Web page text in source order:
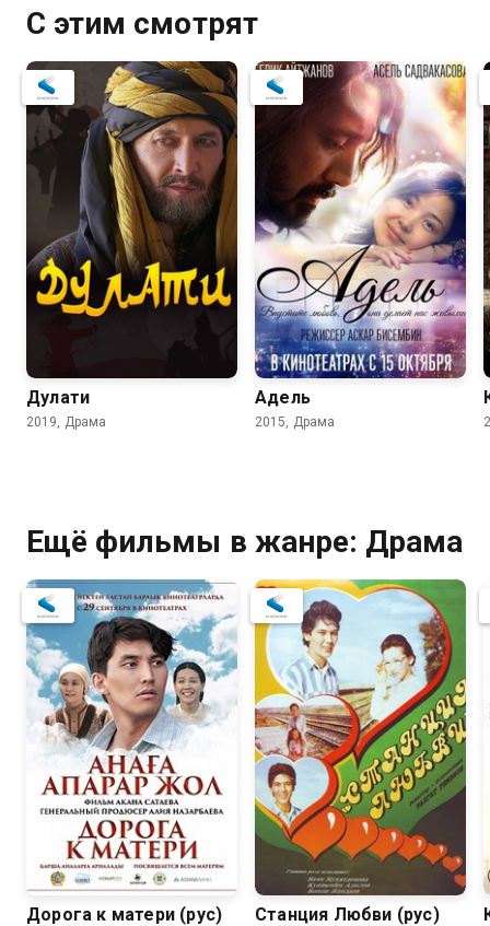
С этим смотрят
Дулати
2019, Драма
Адель
2015, Драма
Ещё фильмы в жанре: Драма
7.5 7.0
Дорога к матери (рус) Станция Любви (рус)